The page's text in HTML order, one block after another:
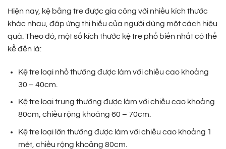
Hiện nay, kệ bằng tre được gia công với nhiều kích thước
khác nhau, đáp ứng thị hiếu của người dùng một cách hiệu
quả. Theo đó, một số kích thước kệ tre phổ biến nhất có thể
kể đến là:
Kệ tre loại nhỏ thường được làm với chiều cao khoảng
30 – 40cm.
Kệ tre loại trung thường được làm với chiều cao khoảng
80cm, chiều rộng khoảng 60 – 70cm.
Kệ tre loại lớn thường được làm với chiều cao khoảng 1
mét, chiều rộng khoảng 80cm.